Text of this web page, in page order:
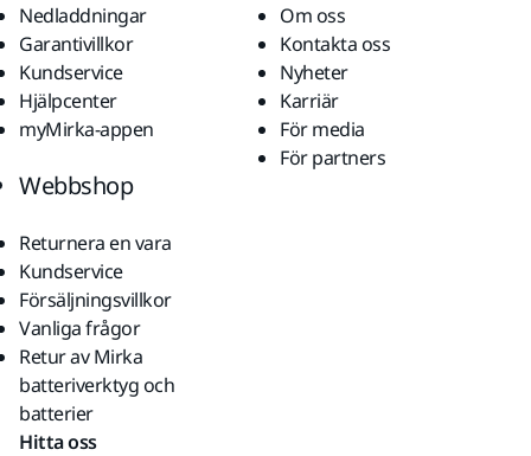
Nedladdningar
Garantivillkor
Kundservice
Hjälpcenter
myMirka-appen
Om oss
Kontakta oss
Nyheter
Karriär
För media
För partners
Webbshop
Returnera en vara
Kundservice
Försäljningsvillkor
Vanliga frågor
Retur av Mirka
batteriverktyg och
batterier
Hitta oss